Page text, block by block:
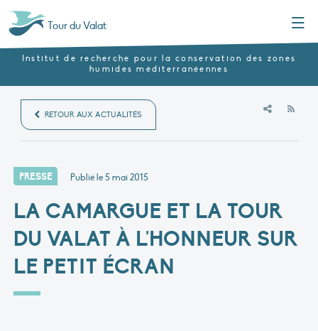
Tour du Valat
Institut de recherche pour la conservation des zones
humides méditerranéennes
RETOUR AUX ACTUALITÉS
PRESSE Publié le5 mai 2015
LA CAMARGUE ET LA TOUR
DU VALAT À L'HONNEUR SUR
LE PETIT ÉCRAN